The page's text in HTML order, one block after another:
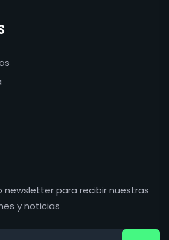
newsletter para recibir nuestras
y noticias